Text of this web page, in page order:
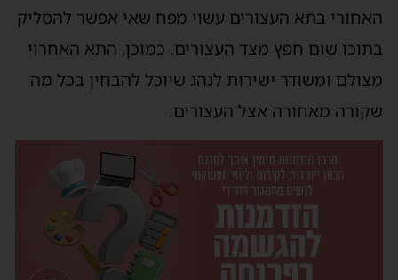
בתא העצורים עשוי מפח שאי אפשר להסליק
שום חפץ מצד העצורים. כמוכן, התא האחרוי
ומשודר ישירות לנהג שיוכל להבחין בכל מה
מאחורה אצל העצורים.